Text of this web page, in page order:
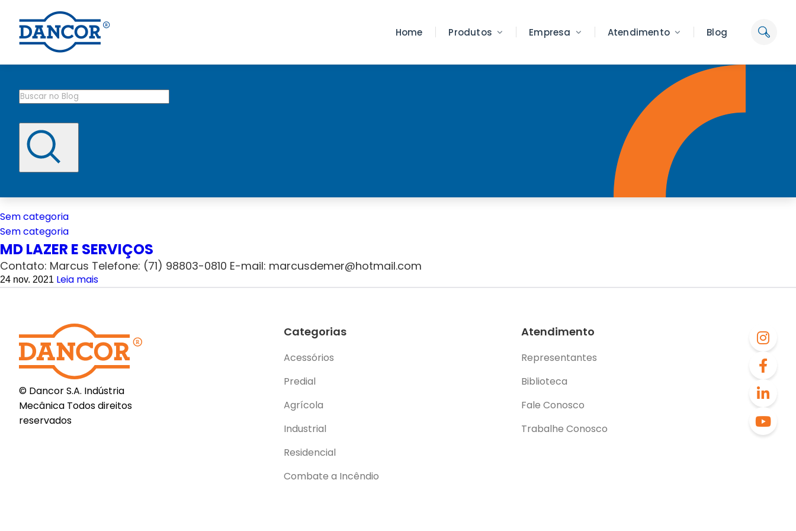
Home Produtos Empresa Atendimento Blog
Sem categoria
Sem categoria
MD LAZER E SERVIÇOS
Contato: Marcus Telefone: (71) 98803-0810 E-mail: marcusdemer@hotmail.com
24 nov. 2021 Leia mais
© Dancor S.A. Indústria
Mecânica Todos direitos
reservados
Categorias
Acessórios
Predial
Agrícola
Industrial
Residencial
Combate a Incêndio
Atendimento
Representantes
Biblioteca
Fale Conosco
Trabalhe Conosco